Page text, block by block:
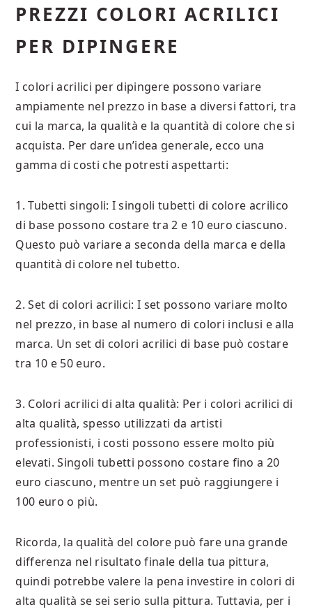
PREZZI COLORI ACRILICI
PER DIPINGERE
I colori acrilici per dipingere possono variare
ampiamente nel prezzo in base a diversi fattori, tra
cui la marca, la qualità e la quantità di colore che si
acquista. Per dare un’idea generale, ecco una
gamma di costi che potresti aspettarti:
1. Tubetti singoli: I singoli tubetti di colore acrilico
di base possono costare tra 2 e 10 euro ciascuno.
Questo può variare a seconda della marca e della
quantità di colore nel tubetto.
2. Set di colori acrilici: I set possono variare molto
nel prezzo, in base al numero di colori inclusi e alla
marca. Un set di colori acrilici di base può costare
tra 10 e 50 euro.
3. Colori acrilici di alta qualità: Per i colori acrilici di
alta qualità, spesso utilizzati da artisti
professionisti, i costi possono essere molto più
elevati. Singoli tubetti possono costare fino a 20
euro ciascuno, mentre un set può raggiungere i
100 euro o più.
Ricorda, la qualità del colore può fare una grande
differenza nel risultato finale della tua pittura,
quindi potrebbe valere la pena investire in colori di
alta qualità se sei serio sulla pittura. Tuttavia, per i